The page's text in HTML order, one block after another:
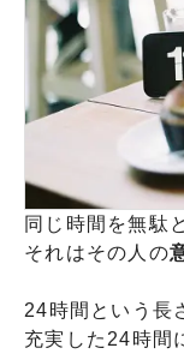
同じ時間を無駄
それはその人の
24時間という長
充実した24時間